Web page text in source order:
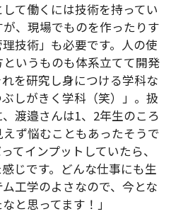
て働くには技術を持ってい
、現場でものを作ったりす
技術」も必要です。人の使
いうものも体系立てて開発
を研究し身につける学科な
しがきく学科（笑）」。扱
渡邉さんは1、2年生のころ
ず悩むこともあったそうで
てインプットしていたら、
じです。どんな仕事にも生
工学のよさなので、今とな
と思ってます！」